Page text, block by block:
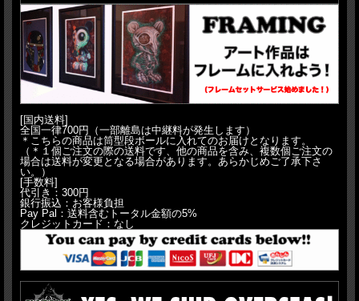
[国内送料]
全国一律700円（一部離島は中継料が発生します）
＊こちらの商品は筒型段ボールに入れてのお届けとなります。
（＊１個ご注文の際の送料です、他の商品を含み、複数個ご注文の
場合は送料が変更となる場合があります。あらかじめご了承下さ
い。）
[手数料]
代引き：300円
銀行振込：お客様負担
Pay Pal：送料含むトータル金額の5%
クレジットカード：なし